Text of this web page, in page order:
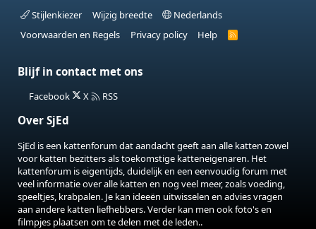
Stijlenkiezer Wijzig breedte
Nederlands
Voorwaarden en Regels
Privacy policy Help
R
S
Blijf in contact met ons
Facebook X RSS
Over SjEd
SjEd is een kattenforum dat aandacht geeft aan alle katten zowel
voor katten bezitters als toekomstige katteneigenaren. Het
kattenforum is eigentijds, duidelijk en een eenvoudig forum met
veel informatie over alle katten en nog veel meer, zoals voeding,
speeltjes, krabpalen. Je kan ideeën uitwisselen en advies vragen
aan andere katten liefhebbers. Verder kan men ook foto's en
filmpjes plaatsen om te delen met de leden..